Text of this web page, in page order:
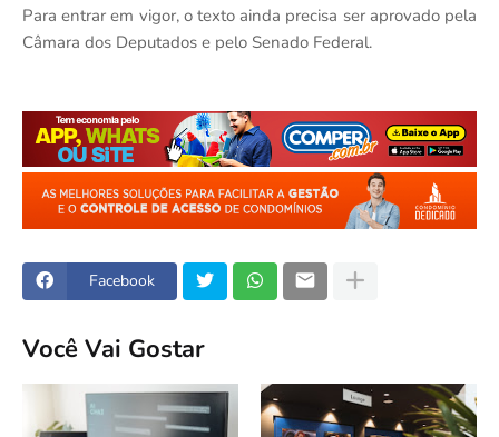
Para entrar em vigor, o texto ainda precisa ser aprovado pela
Câmara dos Deputados e pelo Senado Federal.
Facebook
Você Vai Gostar